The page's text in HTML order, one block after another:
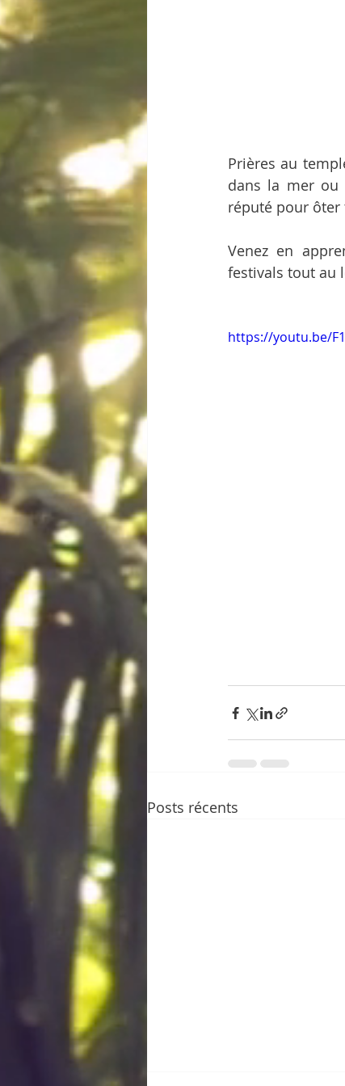
Prières au
dans la mer ou
réputé pour ôter
Venez en
festivals tout au
https://youtu.be/
Posts récents